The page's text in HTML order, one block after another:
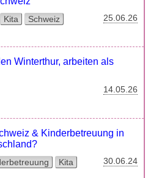
Kita Schweiz 25.06.26
Winterthur, arbeiten als
14.05.26
& Kinderbetreuung in
Kita 30.06.24